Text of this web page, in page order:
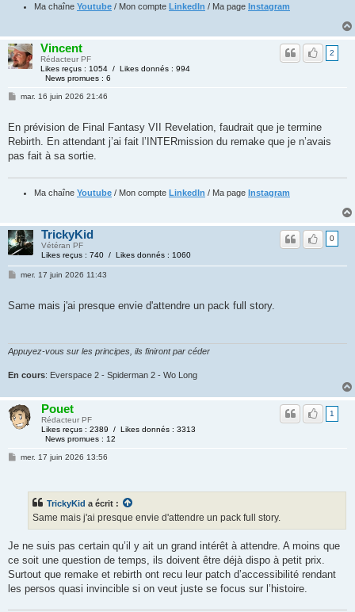
Ma chaîne Youtube / Mon compte LinkedIn / Ma page Instagram
Vincent
Rédacteur PF
Likes reçus : 1054 / Likes donnés : 994
News promues : 6
2
mar. 16 juin 2026 21:46
En prévision de Final Fantasy VII Revelation, faudrait que je termine
Rebirth. En attendant j’ai fait l’INTERmission du remake que je n’avais
pas fait à sa sortie.
Ma chaîne Youtube / Mon compte LinkedIn / Ma page Instagram
TrickyKid
Vétéran PF
Likes reçus : 740 / Likes donnés : 1060
0
mer. 17 juin 2026 11:43
Same mais j'ai presque envie d'attendre un pack full story.
Appuyez-vous sur les principes, ils finiront par céder
En cours: Everspace 2 - Spiderman 2 - Wo Long
Pouet
Rédacteur PF
Likes reçus : 2389 / Likes donnés : 3313
News promues : 12
1
mer. 17 juin 2026 13:56
TrickyKid a écrit :
Same mais j'ai presque envie d'attendre un pack full story.
Je ne suis pas certain qu’il y ait un grand intérêt à attendre. A moins que
ce soit une question de temps, ils doivent être déjà dispo à petit prix.
Surtout que remake et rebirth ont recu leur patch d’accessibilité rendant
les persos quasi invincible si on veut juste se focus sur l’histoire.